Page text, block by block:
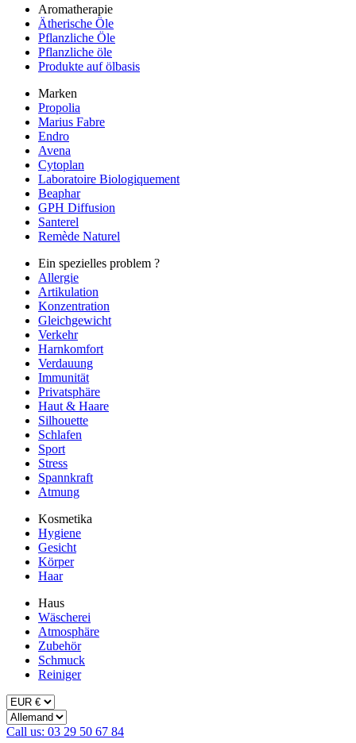
Aromatherapie
Ätherische Öle
Pflanzliche Öle
Pflanzliche öle
Produkte auf ölbasis
Marken
Propolia
Marius Fabre
Endro
Avena
Cytoplan
Laboratoire Biologiquement
Beaphar
GPH Diffusion
Santerel
Remède Naturel
Ein spezielles problem ?
Allergie
Artikulation
Konzentration
Gleichgewicht
Verkehr
Harnkomfort
Verdauung
Immunität
Privatsphäre
Haut & Haare
Silhouette
Schlafen
Sport
Stress
Spannkraft
Atmung
Kosmetika
Hygiene
Gesicht
Körper
Haar
Haus
Wäscherei
Atmosphäre
Zubehör
Schmuck
Reiniger
Call us: 03 29 50 67 84